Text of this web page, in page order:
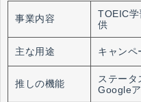
事業内容
TOEIC学
供
主な用途 キャンペ
推しの機能
ステータ
Google